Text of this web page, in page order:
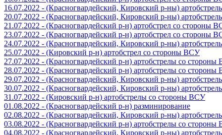
16.07.2022 - (Красногвардейский, Кировский р-ны)
20.07.2022 - (Красногвардейский, Кировский р-ны)
21.07.2022 - (Красногвардейский р-н) артобстрел со стороны
23.07.2022 - (Красногвардейский р-н) артобстрел со стороны
24.07.2022 - (Красногвардейский, Кировский р-ны)
25.07.2022 - (Кировский р-н) артобстрел со стороны ВСУ
27.07.2022 - (Красногвардейский р-н) артобстрелы со
28.07.2022 - (Красногвардейский р-н) артобстрелы со
29.07.2022 - (Красногвардейский, Кировский р-ны)
30.07.2022 - (Красногвардейский, Кировский р-ны)
31.07.2022 - (Кировский р-н) артобстрелы со стороны ВСУ
01.08.2022 - (Красногвардейский р-н) разминирование
02.08.2022 - (Красногвардейский, Кировский р-ны)
03.08.2022 - (Красногвардейский р-н) артобстрелы со
04.08.2022 - (Красногвардейский, Кировский р-ны)